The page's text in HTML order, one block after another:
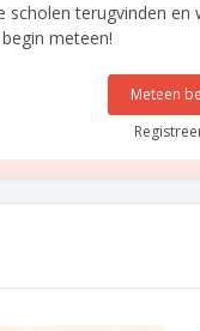
scholen terugvinden
meteen!
Meteen